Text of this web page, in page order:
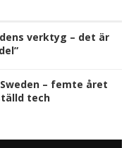
verktyg – det är
– femte året
tech